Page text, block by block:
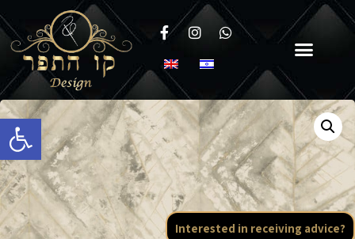
Open toolbar
Interested in receiving advice?